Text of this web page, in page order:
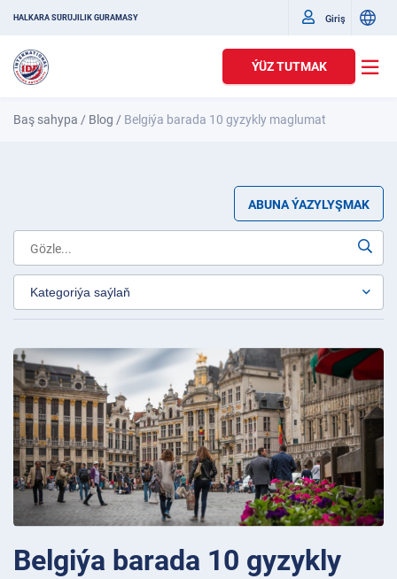
HALKARA SÜRÜJILIK GURAMASY Giriş
ÝÜZ TUTMAK
Baş sahypa / Blog / Belgiýa barada 10 gyzykly maglumat
ABUNA ÝAZYLYŞMAK
Belgiýa barada 10 gyzykly